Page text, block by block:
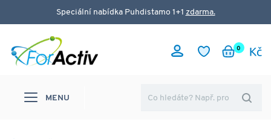
Speciální nabídka Puhdistamo 1+1 zdarma.
0
MENU